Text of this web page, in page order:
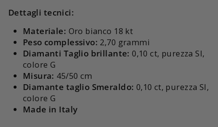
Dettagli tecnici:
Materiale: Oro bianco 18 kt
Peso complessivo: 2,70 grammi
Diamanti Taglio brillante:0,10 ct, purezza SI,
colore G
Misura: 45/50 cm
Diamante taglio Smeraldo: 0,10 ct, purezza SI,
colore G
Made in Italy